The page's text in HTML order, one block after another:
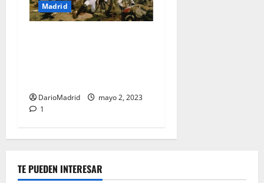
Madrid
DarioMadrid
mayo 2, 2023
1
TE PUEDEN INTERESAR